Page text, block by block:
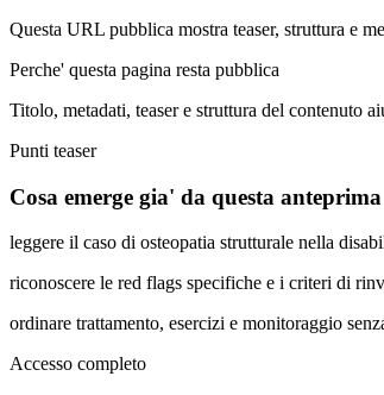
Questa URL pubblica mostra teaser, struttura e
Perche' questa pagina resta pubblica
Titolo, metadati, teaser e struttura del contenuto
Punti teaser
Cosa emerge gia' da questa anteprima
leggere il caso di osteopatia strutturale nella
riconoscere le red flags specifiche e i criteri di
ordinare trattamento, esercizi e monitoraggio
Accesso completo